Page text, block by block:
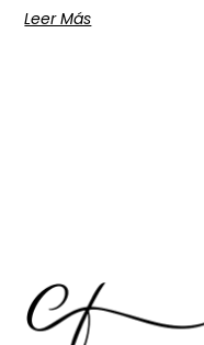
Leer Más